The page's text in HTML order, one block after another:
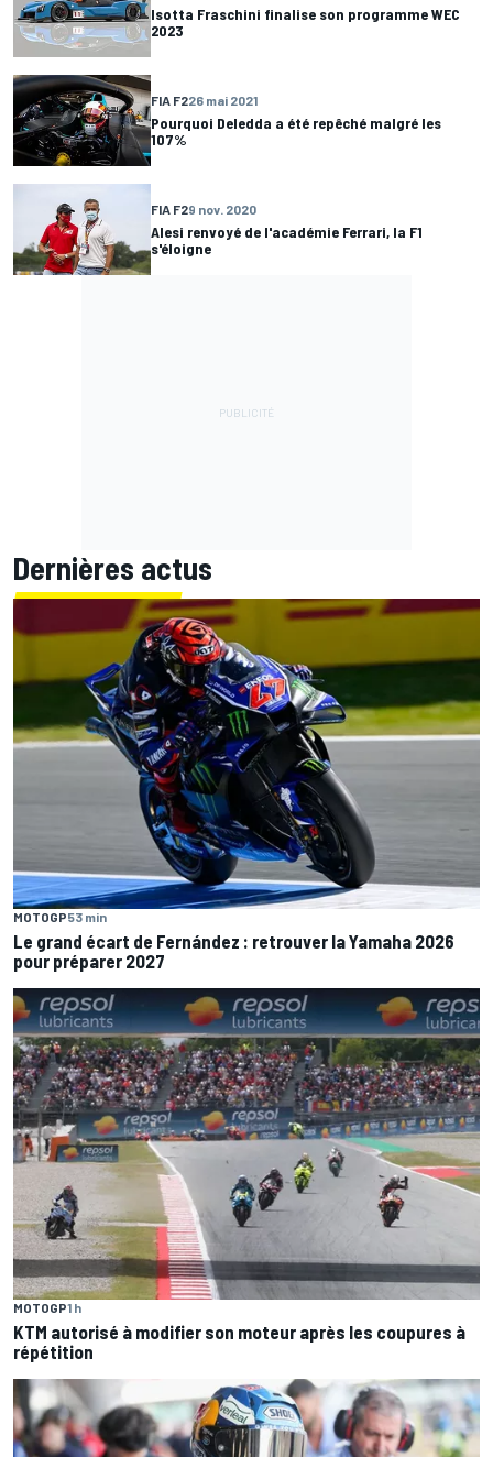
Isotta Fraschini finalise son programme WEC
2023
FIA F226 mai 2021
Pourquoi Deledda a été repêché malgré les
107%
FIA F29 nov. 2020
Alesi renvoyé de l'académie Ferrari, la F1
s'éloigne
Dernières actus
MOTOGP53 min
Le grand écart de Fernández : retrouver la Yamaha 2026
pour préparer 2027
MOTOGP1 h
KTM autorisé à modifier son moteur après les coupures à
répétition